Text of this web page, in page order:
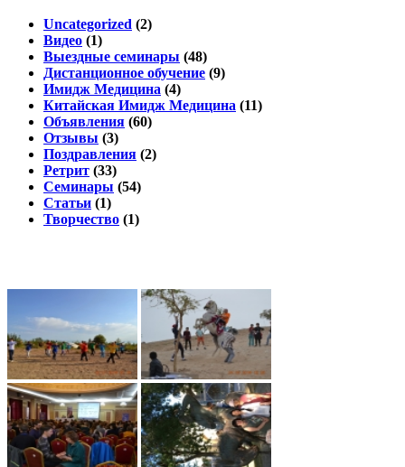
Uncategorized (2)
Видео (1)
Выездные семинары (48)
Дистанционное обучение (9)
Имидж Медицина (4)
Китайская Имидж Медицина (11)
Объявления (60)
Отзывы (3)
Поздравления (2)
Ретрит (33)
Семинары (54)
Статьи (1)
Творчество (1)